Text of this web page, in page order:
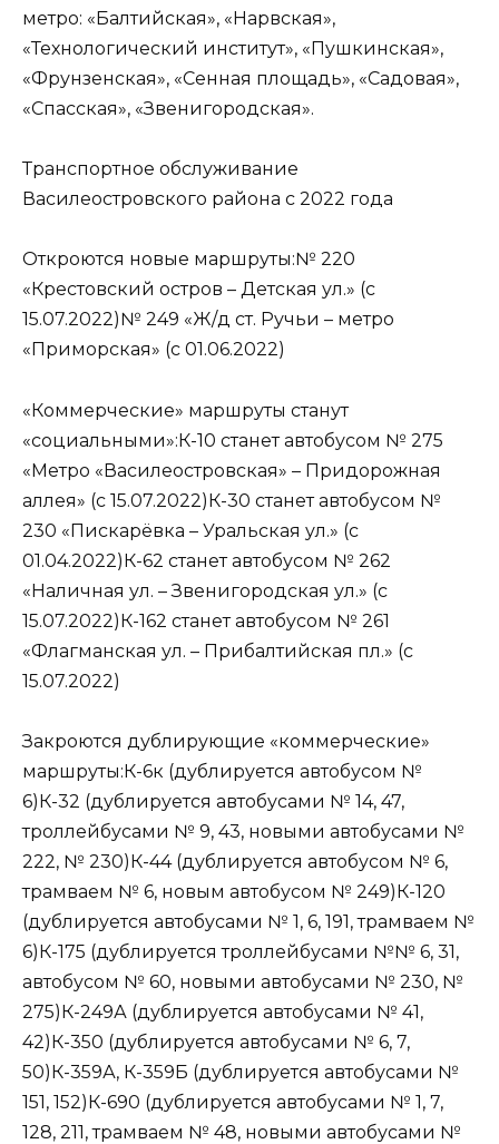
метро: «Балтийская», «Нарвская»,
«Технологический институт», «Пушкинская»,
«Фрунзенская», «Сенная площадь», «Садовая»,
«Спасская», «Звенигородская».
Транспортное обслуживание
Василеостровского района с 2022 года
Откроются новые маршруты:№ 220
«Крестовский остров – Детская ул.» (с
15.07.2022)№ 249 «Ж/д ст. Ручьи – метро
«Приморская» (с 01.06.2022)
«Коммерческие» маршруты станут
«социальными»:К-10 станет автобусом № 275
«Метро «Василеостровская» – Придорожная
аллея» (с 15.07.2022)К-30 станет автобусом №
230 «Пискарёвка – Уральская ул.» (с
01.04.2022)К-62 станет автобусом № 262
«Наличная ул. – Звенигородская ул.» (с
15.07.2022)К-162 станет автобусом № 261
«Флагманская ул. – Прибалтийская пл.» (с
15.07.2022)
Закроются дублирующие «коммерческие»
маршруты:К-6к (дублируется автобусом №
6)К-32 (дублируется автобусами № 14, 47,
троллейбусами № 9, 43, новыми автобусами №
222, № 230)К-44 (дублируется автобусом № 6,
трамваем № 6, новым автобусом № 249)К-120
(дублируется автобусами № 1, 6, 191, трамваем №
6)К-175 (дублируется троллейбусами №№ 6, 31,
автобусом № 60, новыми автобусами № 230, №
275)К-249А (дублируется автобусами № 41,
42)К-350 (дублируется автобусами № 6, 7,
50)К-359А, К-359Б (дублируется автобусами №
151, 152)К-690 (дублируется автобусами № 1, 7,
128, 211, трамваем № 48, новыми автобусами №